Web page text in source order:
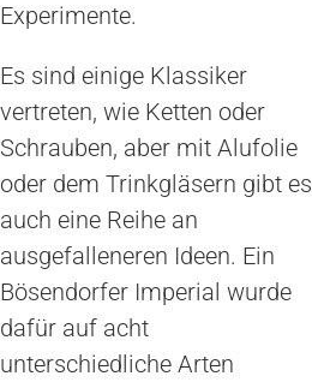
Experimente.
Es sind einige Klassiker
vertreten, wie Ketten oder
Schrauben, aber mit Alufolie
oder dem Trinkgläsern gibt es
auch eine Reihe an
ausgefalleneren Ideen. Ein
Bösendorfer Imperial wurde
dafür auf acht
unterschiedliche Arten